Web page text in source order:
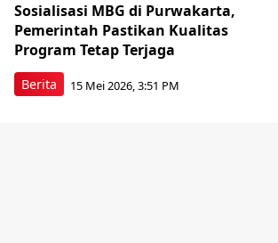
Berita
Sosialisasi MBG di Purwakarta,
Pemerintah Pastikan Kualitas
Program Tetap Terjaga
15 Mei 2026, 3:51 PM